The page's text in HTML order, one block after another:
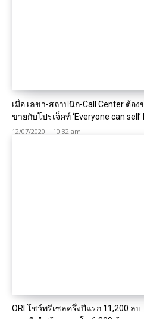
เมื่อ เลขา-สถาปนิก-Call Center ต้อ
ขายกับโปรเจ็คท์ ‘Everyone can sell’
12/07/2020 | 10:32 am
ORI โชว์พรีเซลครึ่งปีแรก 11,200 ลบ